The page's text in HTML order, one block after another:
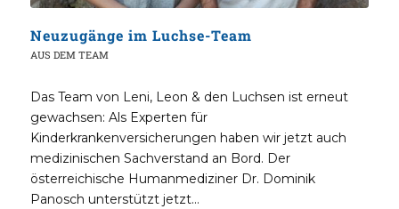
Neuzugänge im Luchse-Team
AUS DEM TEAM
Das Team von Leni, Leon & den Luchsen ist erneut
gewachsen: Als Experten für
Kinderkrankenversicherungen haben wir jetzt auch
medizinischen Sachverstand an Bord. Der
österreichische Humanmediziner Dr. Dominik
Panosch unterstützt jetzt…